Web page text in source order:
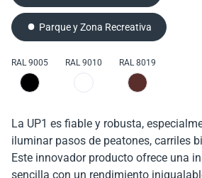
Parque y Zona Recreativa
RAL 9005 RAL 9010 RAL 8019
La UP1 es fiable y robusta,
iluminar pasos de peatones, carriles
Este innovador producto ofrece una
sencilla con un rendimiento
la iluminación de carreteras,
adecuada para la iluminación de
aparcamientos